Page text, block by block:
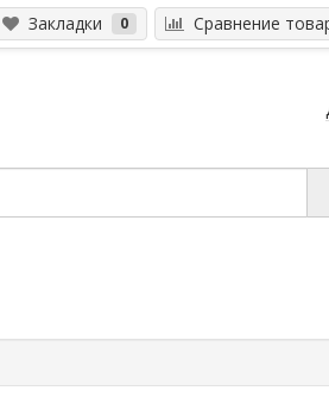
Закладки 0 Сравнение